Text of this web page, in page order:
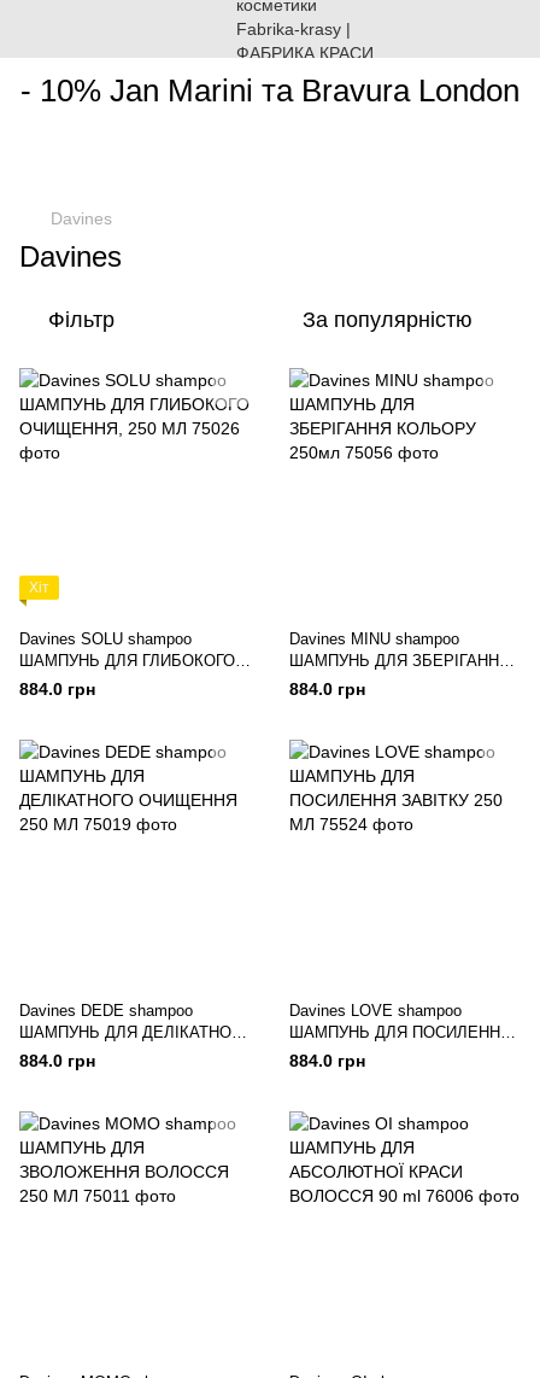
- 10% Jan Marini та Bravura London
Davines
Davines
Фільтр За популярністю
Хіт
Davines SOLU shampoo
ШАМПУНЬ ДЛЯ ГЛИБОКОГО
ОЧИЩЕННЯ, 250 МЛ
884.0 грн
Davines MINU shampoo
ШАМПУНЬ ДЛЯ ЗБЕРІГАННЯ
КОЛЬОРУ 250мл
884.0 грн
Davines DEDE shampoo
ШАМПУНЬ ДЛЯ ДЕЛІКАТНОГО
ОЧИЩЕННЯ 250 МЛ
884.0 грн
Davines LOVE shampoo
ШАМПУНЬ ДЛЯ ПОСИЛЕННЯ
ЗАВІТКУ 250 МЛ
884.0 грн